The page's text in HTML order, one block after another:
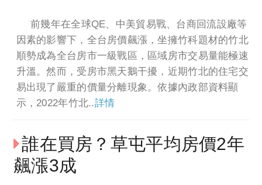
前幾年在全球QE、中美貿易戰、台商回流設廠等
因素的影響下，全台房價飆漲，坐擁竹科題材的竹北
順勢成為全台房市一級戰區，區域房市交易量能極速
升溫。然而，受房市黑天鵝干擾，近期竹北的住宅交
易出現了嚴重的價量分離現象。依據內政部資料顯
示，2022年竹北..詳情
誰在買房？草屯平均房價2年
飆漲3成